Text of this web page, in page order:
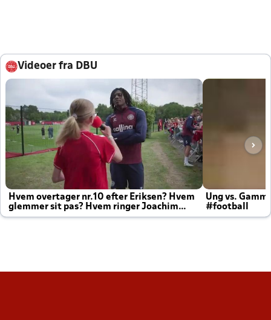
Videoer fra DBU
Hvem overtager nr.10 efter Eriksen? Hvem
glemmer sit pas? Hvem ringer Joachim
altid til efter kampe?
Ung vs.
#football